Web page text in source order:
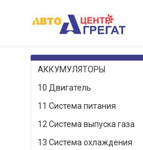
КАТАЛОГ ТОВАРОВ
АККУМУЛЯТОРЫ
10 Двигатель
11 Система питания
12 Система выпуска газа
13 Система охлаждения